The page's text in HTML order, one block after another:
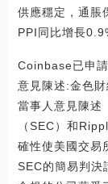
供應穩定，通脹
PPI同比增長
Coinbase已申
意見陳述:金色
當事人意見陳述
（SEC）和
確性使美國交易
SEC的簡易判決